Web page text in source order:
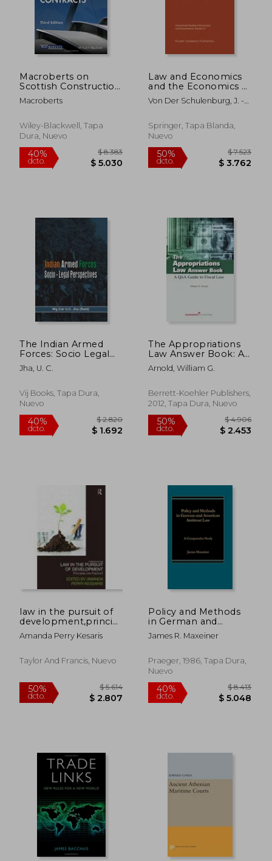
dcto. $ 10.137 dcto.
Macroberts on
Scottish Construction
Contracts (en Inglés)
Macroberts
Wiley-Blackwell, Tapa
Dura, Nuevo
40%
dcto. $ 5.030
Law and Economics
and the Economics of
Legal Regulation (en
Inglés)
Von Der Schulenburg, J. -M
Springer, Tapa Blanda,
Nuevo
50%
dcto. $
The Indian Armed
Forces: Socio Legal
Perspective (en
Inglés)
Jha, U. C.
Vij Books, Tapa Dura,
Nuevo
The Appropriations
Law Answer Book: A
Q&A Guide to Fiscal
Law (en Inglés)
Arnold, William G.
Berrett-Koehler Publishers,
2012, Tapa Dura, Nuevo
law in the pursuit of
development,principles
into practice?
Amanda Perry Kesaris
Taylor And Francis, Nuevo
Policy and Methods
in German and
American Antitrust
Law: A Comparative
James R. Maxeiner
Praeger, 1986, Tapa Dura,
Nuevo